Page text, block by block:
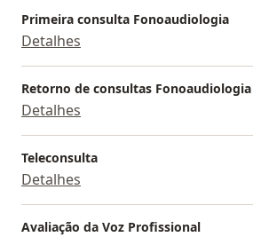
Primeira consulta Fonoaudiologia
Detalhes
Retorno de consultas Fonoaudiologia
Detalhes
Teleconsulta
Detalhes
Avaliação da Voz Profissional